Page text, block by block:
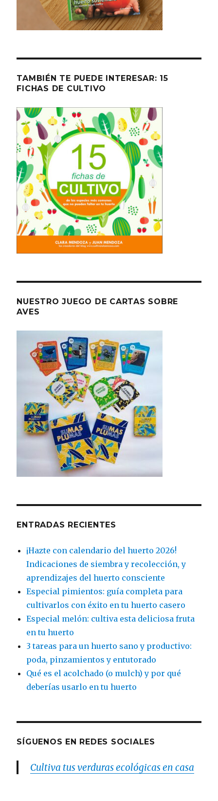
TAMBIÉN TE PUEDE INTERESAR: 15
FICHAS DE CULTIVO
NUESTRO JUEGO DE CARTAS SOBRE
AVES
ENTRADAS RECIENTES
¡Hazte con calendario del huerto 2026!
Indicaciones de siembra y recolección, y
aprendizajes del huerto consciente
Especial pimientos: guía completa para
cultivarlos con éxito en tu huerto casero
Especial melón: cultiva esta deliciosa fruta
en tu huerto
3 tareas para un huerto sano y productivo:
poda, pinzamientos y entutorado
Qué es el acolchado (o mulch) y por qué
deberías usarlo en tu huerto
SÍGUENOS EN REDES SOCIALES
Cultiva tus verduras ecológicas en casa